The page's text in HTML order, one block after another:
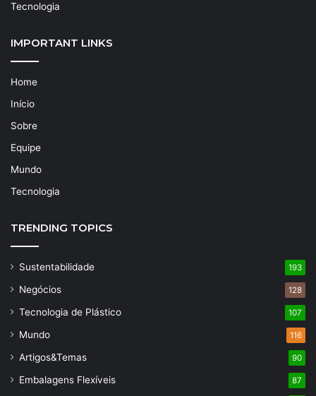
Tecnologia
IMPORTANT LINKS
Home
Início
Sobre
Equipe
Mundo
Tecnologia
TRENDING TOPICS
Sustentabilidade 193
Negócios 128
Tecnologia de Plástico 107
Mundo 116
Artigos&Temas 90
Embalagens Flexíveis 87